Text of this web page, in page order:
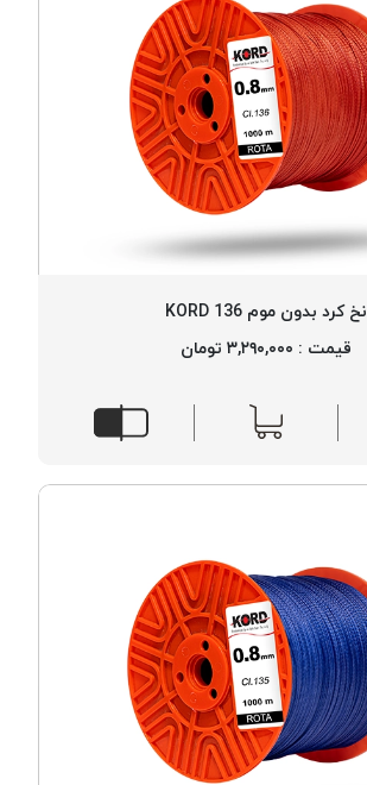
نخ کرد بدون موم 136 KORD
قیمت : ۳,۲۹۰,۰۰۰ تومان